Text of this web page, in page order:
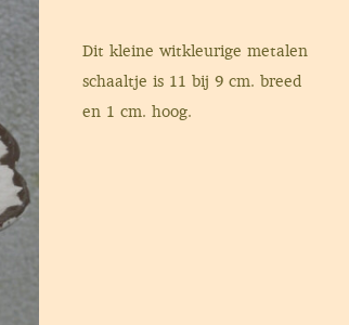
Dit kleine witkleurige metalen
schaaltje is 11 bij 9 cm. breed
en 1 cm. hoog.